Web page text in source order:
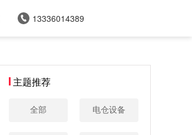
13336014389
主题推荐
全部 电仓设备